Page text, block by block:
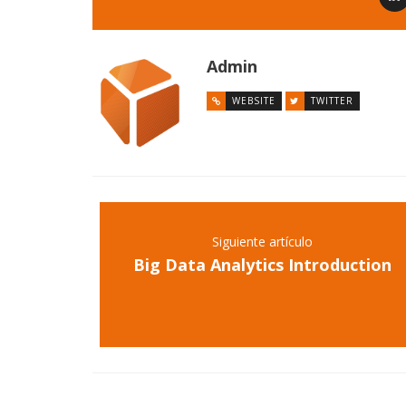
Admin
WEBSITE TWITTER
Siguiente artículo
Big Data Analytics Introduction